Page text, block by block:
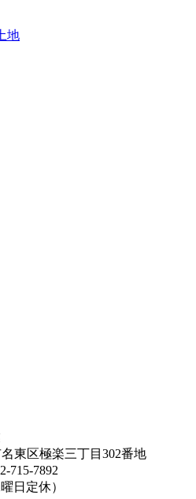
地
東区極楽三丁目302番地
715-7892
日定休）